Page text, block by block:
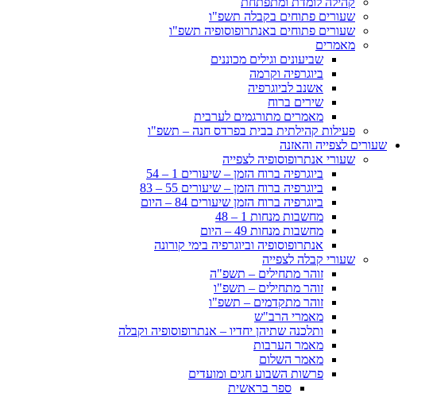
שעורים פתוחים בקבלה תשפ"ו
שעורים פתוחים באנתרופוסופיה תשפ"ו
מאמרים
שביעונים וגילים מכוננים
ביוגרפיה וקרמה
אשנב לביוגרפיה
שירים ברוח
מאמרים מתורגמים לערבית
פעילות קהילתית בבית בפרדס חנה – תשפ"ו
שעורים לצפייה והאזנה
שעורי אנתרופוסופיה לצפייה
ביוגרפיה ברוח הזמן – שיעורים 1 – 54
ביוגרפיה ברוח הזמן – שיעורים 55 – 83
ביוגרפיה ברוח הזמן שיעורים 84 – היום
מחשבות מנחות 1 – 48
מחשבות מנחות 49 – היום
אנתרופוסופיה וביוגרפיה בימי קורונה
שעורי קבלה לצפייה
זוהר מתחילים – תשפ"ה
זוהר מתחילים – תשפ"ו
זוהר מתקדמים – תשפ"ו
מאמרי הרב"ש
ותלכנה שתיהן יחדיו – אנתרופוסופיה וקבלה
מאמר הערבות
מאמר השלום
פרשות השבוע חגים ומועדים
ספר בראשית